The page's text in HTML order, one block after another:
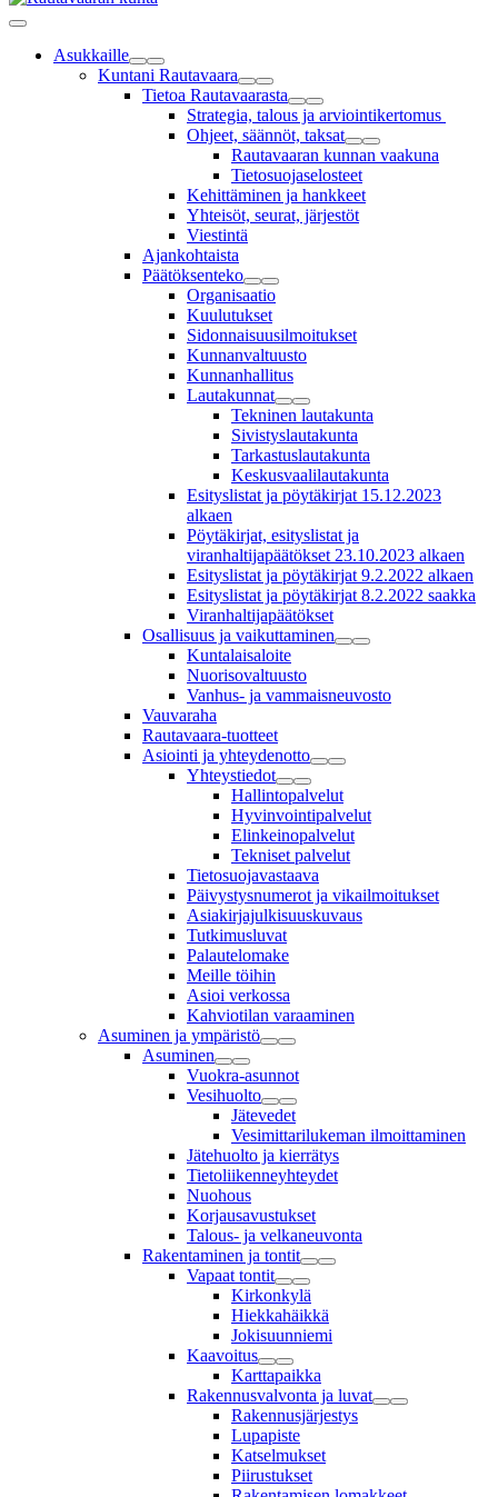
Asukkaille
Kuntani Rautavaara
Tietoa Rautavaarasta
Strategia, talous ja arviointikertomus
Ohjeet, säännöt, taksat
Rautavaaran kunnan vaakuna
Tietosuojaselosteet
Kehittäminen ja hankkeet
Yhteisöt, seurat, järjestöt
Viestintä
Ajankohtaista
Päätöksenteko
Organisaatio
Kuulutukset
Sidonnaisuusilmoitukset
Kunnanvaltuusto
Kunnanhallitus
Lautakunnat
Tekninen lautakunta
Sivistyslautakunta
Tarkastuslautakunta
Keskusvaalilautakunta
Esityslistat ja pöytäkirjat 15.12.2023
alkaen
Pöytäkirjat, esityslistat ja
viranhaltijapäätökset 23.10.2023 alkaen
Esityslistat ja pöytäkirjat 9.2.2022 alkaen
Esityslistat ja pöytäkirjat 8.2.2022 saakka
Viranhaltijapäätökset
Osallisuus ja vaikuttaminen
Kuntalaisaloite
Nuorisovaltuusto
Vanhus- ja vammaisneuvosto
Vauvaraha
Rautavaara-tuotteet
Asiointi ja yhteydenotto
Yhteystiedot
Hallintopalvelut
Hyvinvointipalvelut
Elinkeinopalvelut
Tekniset palvelut
Tietosuojavastaava
Päivystysnumerot ja vikailmoitukset
Asiakirjajulkisuuskuvaus
Tutkimusluvat
Palautelomake
Meille töihin
Asioi verkossa
Kahviotilan varaaminen
Asuminen ja ympäristö
Asuminen
Vuokra-asunnot
Vesihuolto
Jätevedet
Vesimittarilukeman ilmoittaminen
Jätehuolto ja kierrätys
Tietoliikenneyhteydet
Nuohous
Korjausavustukset
Talous- ja velkaneuvonta
Rakentaminen ja tontit
Vapaat tontit
Kirkonkylä
Hiekkahäikkä
Jokisuunniemi
Kaavoitus
Karttapaikka
Rakennusvalvonta ja luvat
Rakennusjärjestys
Lupapiste
Katselmukset
Piirustukset